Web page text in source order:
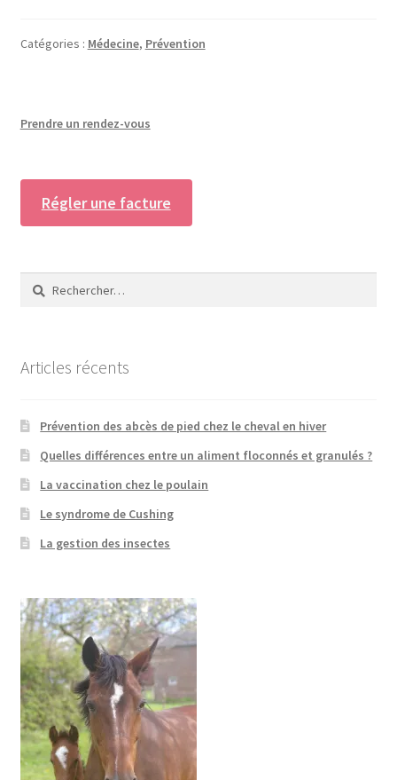
Catégories : Médecine, Prévention
Prendre un rendez-vous
Régler une facture
Rechercher :
Articles récents
Prévention des abcès de pied chez le cheval en hiver
Quelles différences entre un aliment floconnés et granulés ?
La vaccination chez le poulain
Le syndrome de Cushing
La gestion des insectes